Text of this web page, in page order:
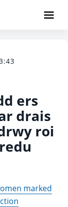
ers
drais
roi
marked